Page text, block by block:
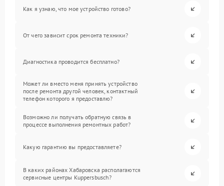
Как я узнаю, что мое устройство готово?
От чего зависит срок ремонта техники?
Диагностика проводится бесплатно?
Может ли вместо меня принять устройство
после ремонта другой человек, контактный
телефон которого я предоставлю?
Возможно ли получать обратную связь в
процессе выполнения ремонтных работ?
Какую гарантию вы предоставляете?
В каких районах Хабаровска располагаются
сервисные центры Kuppersbusch?